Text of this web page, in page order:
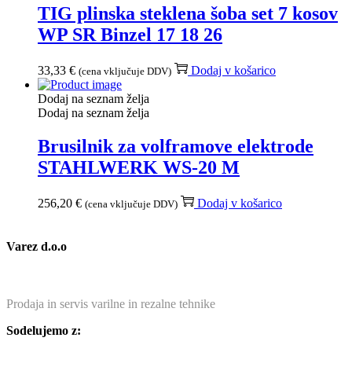
TIG plinska steklena šoba set 7 kosov
WP SR Binzel 17 18 26
33,33 € (cena vključuje DDV) Dodaj v košarico
Dodaj na seznam želja
Dodaj na seznam želja
Brusilnik za volframove elektrode
STAHLWERK WS-20 M
256,20 € (cena vključuje DDV) Dodaj v košarico
Varez d.o.o
Prodaja in servis varilne in rezalne tehnike
Sodelujemo z: